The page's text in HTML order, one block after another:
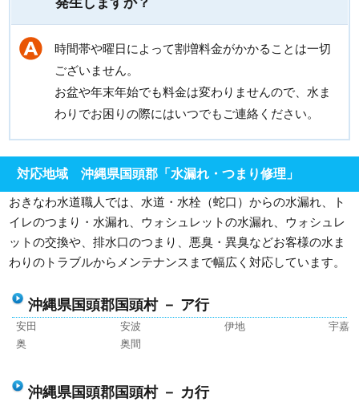
時間帯や曜日によって割増料金がかかることは一切
ございません。
お盆や年末年始でも料金は変わりませんので、水ま
わりでお困りの際にはいつでもご連絡ください。
対応地域 沖縄県国頭郡「水漏れ・つまり修理」
おきなわ水道職人では、水道・水栓（蛇口）からの水漏れ、ト
イレのつまり・水漏れ、ウォシュレットの水漏れ、ウォシュレ
ットの交換や、排水口のつまり、悪臭・異臭などお客様の水ま
わりのトラブルからメンテナンスまで幅広く対応しています。
沖縄県国頭郡国頭村 － ア行
安田 安波 伊地
宇嘉
奥
奥間
沖縄県国頭郡国頭村 － カ行